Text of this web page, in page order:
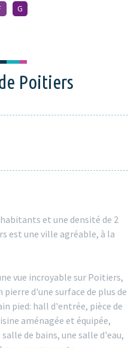
G
Poitiers
et une densité de 2
est une ville agréable, à la
vue incroyable sur Poitiers,
d'une surface de plus de
pied: hall d'entrée, pièce de
aménagée et équipée,
de bains, une salle d'eau,